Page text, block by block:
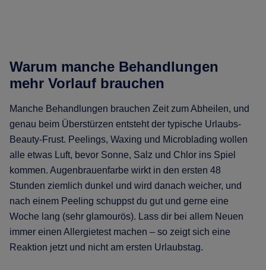
Warum manche Behandlungen
mehr Vorlauf brauchen
Manche Behandlungen brauchen Zeit zum Abheilen, und
genau beim Überstürzen entsteht der typische Urlaubs-
Beauty-Frust. Peelings, Waxing und Microblading wollen
alle etwas Luft, bevor Sonne, Salz und Chlor ins Spiel
kommen. Augenbrauenfarbe wirkt in den ersten 48
Stunden ziemlich dunkel und wird danach weicher, und
nach einem Peeling schuppst du gut und gerne eine
Woche lang (sehr glamourös). Lass dir bei allem Neuen
immer einen Allergietest machen – so zeigt sich eine
Reaktion jetzt und nicht am ersten Urlaubstag.